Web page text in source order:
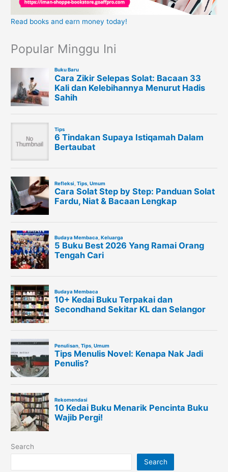
Read books and earn money today!
Popular Minggu Ini
Search
Search